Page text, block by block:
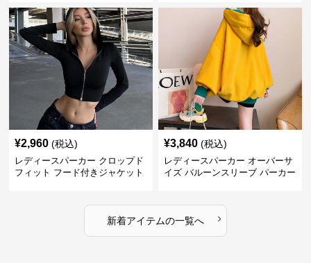
¥2,960 (税込)
レディースパーカー クロップド
フィット フード付きジャケット
¥3,840 (税込)
レディースパーカー オーバーサ
イズ バルーンスリーブ パーカー
新着アイテムの一覧へ ›